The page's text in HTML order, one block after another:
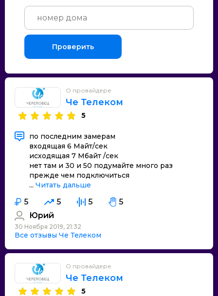
Проверить
О провайдере
Че Телеком
5
по последним замерам
входящая 6 Майт/сек
исходящая 7 Мбайт /сек
нет там и 30 и 50 подумайте много раз
прежде чем подключиться
... Читать дальше
5 5 5
5
Юрий
30 Ноября 2019, 21:32
Все отзывы Че Телеком
О провайдере
Че Телеком
5